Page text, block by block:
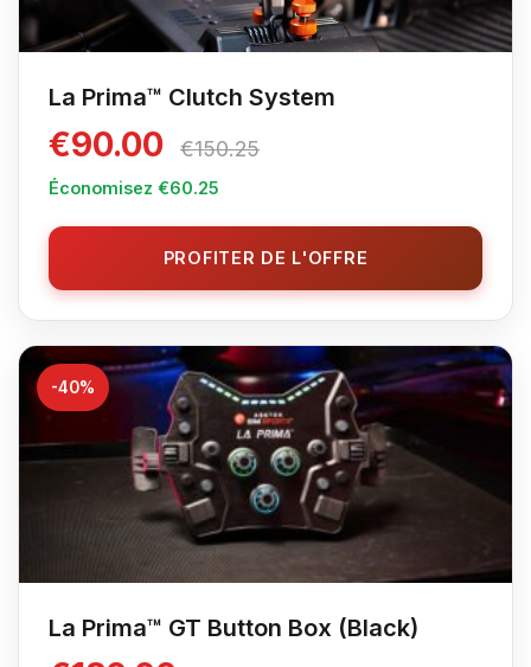
La Prima™ Clutch System
€90.00 €150.25
Économisez €60.25
PROFITER DE L'OFFRE
-40%
La Prima™ GT Button Box (Black)